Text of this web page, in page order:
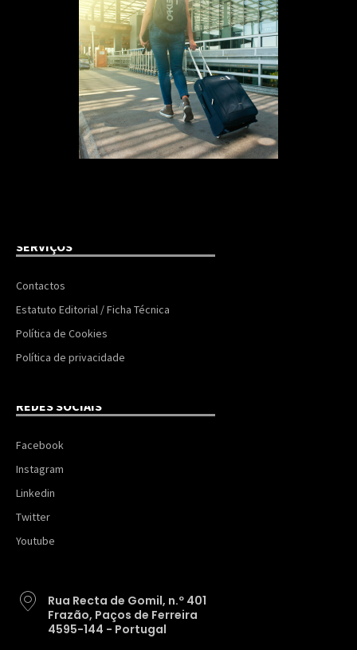
SERVIÇOS
Contactos
Estatuto Editorial / Ficha Técnica
Política de Cookies
Política de privacidade
REDES SOCIAIS
Facebook
Instagram
Linkedin
Twitter
Youtube
Rua Recta de Gomil, n.º 401
Frazão, Paços de Ferreira
4595-144 - Portugal